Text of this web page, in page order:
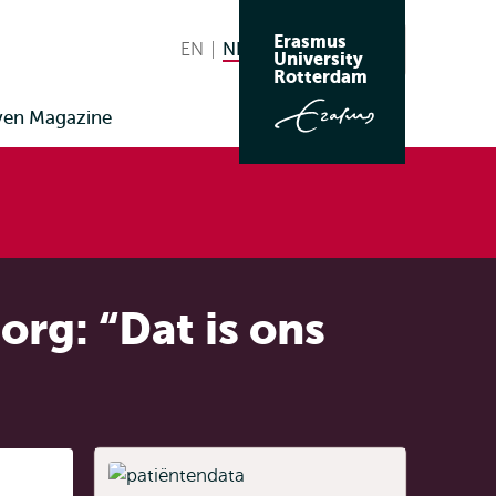
taal
EN English
NL Nederlands huidige taal
Zoeken
Erasmus
University
Rotterdam
Magazine
“Dat is ons